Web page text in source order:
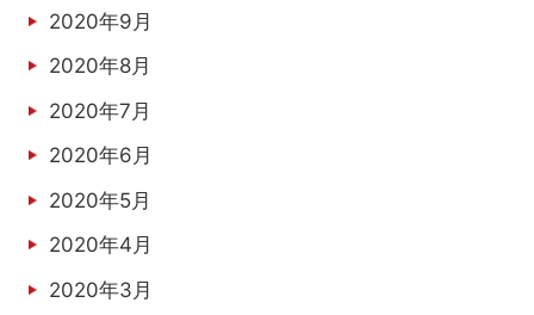
2020年9月
2020年8月
2020年7月
2020年6月
2020年5月
2020年4月
2020年3月